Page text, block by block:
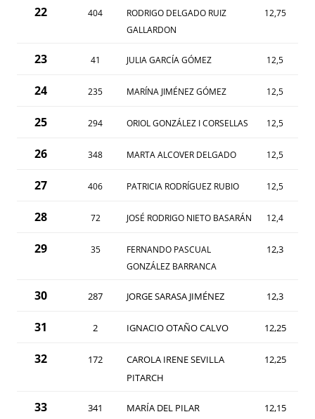
22 404
RODRIGO DELGADO RUIZ
GALLARDON
12,75
23 41 JULIA GARCÍA GÓMEZ 12,5
24 235 MARÍNA JIMÉNEZ GÓMEZ 12,5
25 294 ORIOL GONZÁLEZ I CORSELLAS 12,5
26 348 MARTA ALCOVER DELGADO 12,5
27 406 PATRICIA RODRÍGUEZ RUBIO 12,5
28 72 JOSÉ RODRIGO NIETO BASARÁN 12,4
29 35
FERNANDO PASCUAL
GONZÁLEZ BARRANCA
12,3
30 287 JORGE SARASA JIMÉNEZ 12,3
31 2 IGNACIO OTAÑO CALVO 12,25
32 172
CAROLA IRENE SEVILLA
PITARCH
12,25
33 341
MARÍA DEL PILAR
12,15